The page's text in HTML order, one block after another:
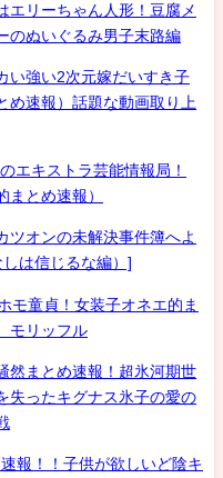
リーちゃん人形！豆腐メ
のぬいぐるみ男子末路編
い強い2次元嫁だいすき子
め速報）話題な動画取り上
エキストラ芸能情報局！
まとめ速報）
ツオンの未解決事件簿へよ
は信じるな編）]
童貞！女装子オネエ的ま
モリッフル
然まとめ速報！超氷河期世
失ったキグナス氷子の愛の
報！！子供が欲しいど陰キ